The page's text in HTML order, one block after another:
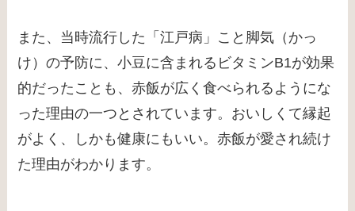
また、当時流行した「江戸病」こと脚気（かっ
け）の予防に、小豆に含まれるビタミンB1が効果
的だったことも、赤飯が広く食べられるようにな
った理由の一つとされています。おいしくて縁起
がよく、しかも健康にもいい。赤飯が愛され続け
た理由がわかります。